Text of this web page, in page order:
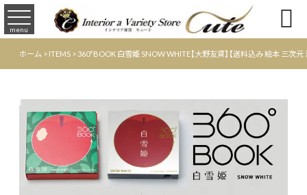
menu 
ホーム >ITEMS >360°BOOK 白雪姫 SNOW WHITE【大野友資】【送料込み 絵本 三次